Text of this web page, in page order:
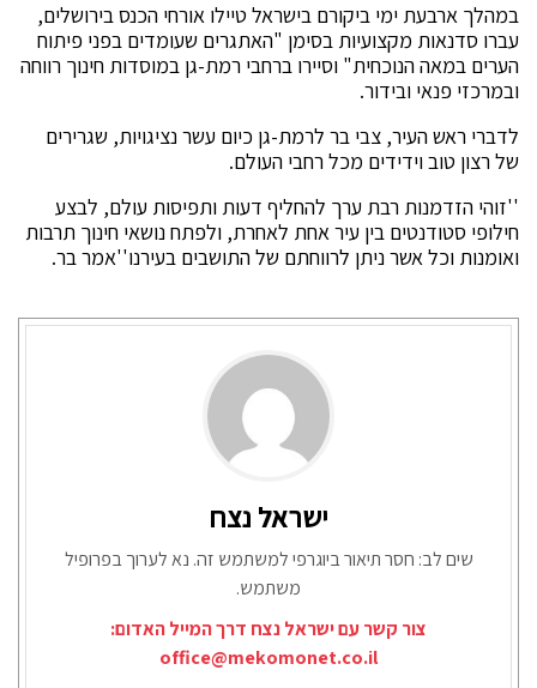
במהלך ארבעת ימי ביקורם בישראל טיילו אורחי הכנס בירושלים,
עברו סדנאות מקצועיות בסימן "האתגרים שעומדים בפני פיתוח
הערים במאה הנוכחית" וסיירו ברחבי רמת-גן במוסדות חינוך רווחה
ובמרכזי פנאי ובידור.
לדברי ראש העיר, צבי בר לרמת-גן כיום עשר נציגויות, שגרירים
של רצון טוב וידידים מכל רחבי העולם.
''זוהי הזדמנות רבת ערך להחליף דעות ותפיסות עולם, לבצע
חילופי סטודנטים בין עיר אחת לאחרת, ולפתח נושאי חינוך תרבות
ואומנות וכל אשר ניתן לרווחתם של התושבים בעירנו''אמר בר.
ישראל נצח
שים לב: חסר תיאור ביוגרפי למשתמש זה. נא לערוך בפרופיל
משתמש.
צור קשר עם ישראל נצח דרך המייל האדום:
office@mekomonet.co.il